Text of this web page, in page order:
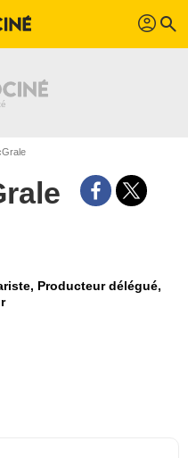
profil search
Producteur délégué,